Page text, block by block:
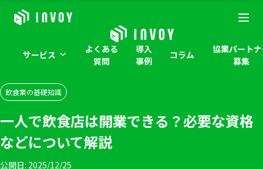
サービス
よくある
質問
導入
事例
コラム
協業パート
募集
飲食業の基礎知識
一人で飲食店は開業できる？必要な資格
などについて解説
公開日: 2025/12/25